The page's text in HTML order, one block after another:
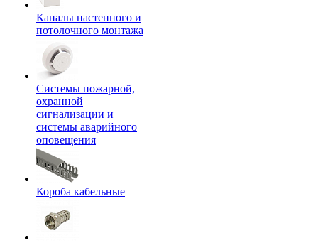
Каналы настенного и
потолочного монтажа
Системы пожарной,
охранной
сигнализации и
системы аварийного
оповещения
Короба кабельные